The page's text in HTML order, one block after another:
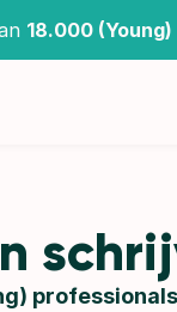
18.000
professionals